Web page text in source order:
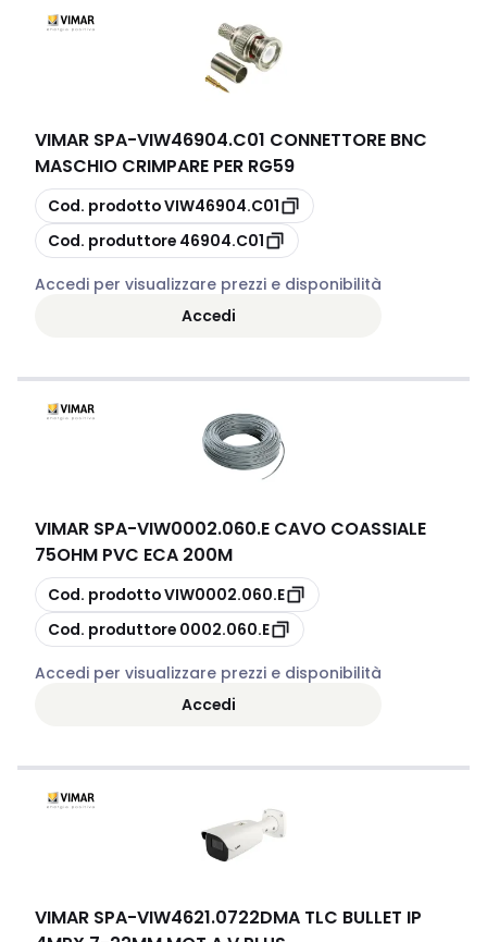
VIMAR SPA-VIW46904.C01 CONNETTORE BNC
MASCHIO CRIMPARE PER RG59
copia
Cod. prodottoVIW46904.C01
copia
Cod. produttore 46904.C01
Accedi per visualizzare prezzi e disponibilità
Accedi
VIMAR SPA-VIW0002.060.E CAVO COASSIALE
75OHM PVC ECA 200M
copia
Cod. prodottoVIW0002.060.E
copia
Cod. produttore 0002.060.E
Accedi per visualizzare prezzi e disponibilità
Accedi
VIMAR SPA-VIW4621.0722DMA TLC BULLET IP